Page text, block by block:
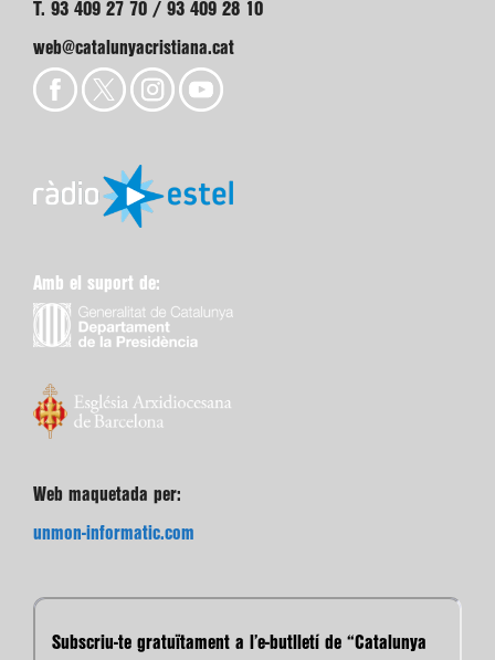
T. 93 409 27 70 / 93 409 28 10
web@catalunyacristiana.cat
Amb el suport de:
Web maquetada per:
unmon-informatic.com
Subscriu-te gratuïtament a l’e-butlletí de “Catalunya